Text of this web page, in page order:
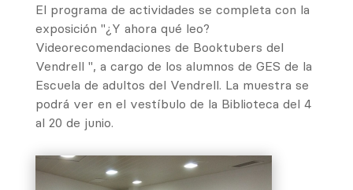
El programa de actividades se completa con la
exposición "¿Y ahora qué leo?
Videorecomendaciones de Booktubers del
Vendrell ", a cargo de los alumnos de GES de la
Escuela de adultos del Vendrell. La muestra se
podrá ver en el vestíbulo de la Biblioteca del 4
al 20 de junio.